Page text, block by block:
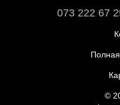
073 222 67
©